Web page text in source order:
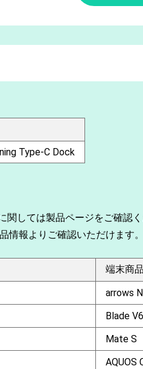
Type-C Dock
しては製品ページをご確認く
情報よりご確認いただけます。
端末商
arrows
Blade V6
Mate S
AQUOS